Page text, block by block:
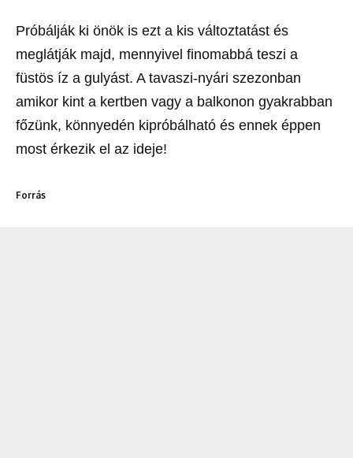
Próbálják ki önök is ezt a kis változtatást és
meglátják majd, mennyivel finomabbá teszi a
füstös íz a gulyást. A tavaszi-nyári szezonban
amikor kint a kertben vagy a balkonon gyakrabban
főzünk, könnyedén kipróbálható és ennek éppen
most érkezik el az ideje!
Forrás